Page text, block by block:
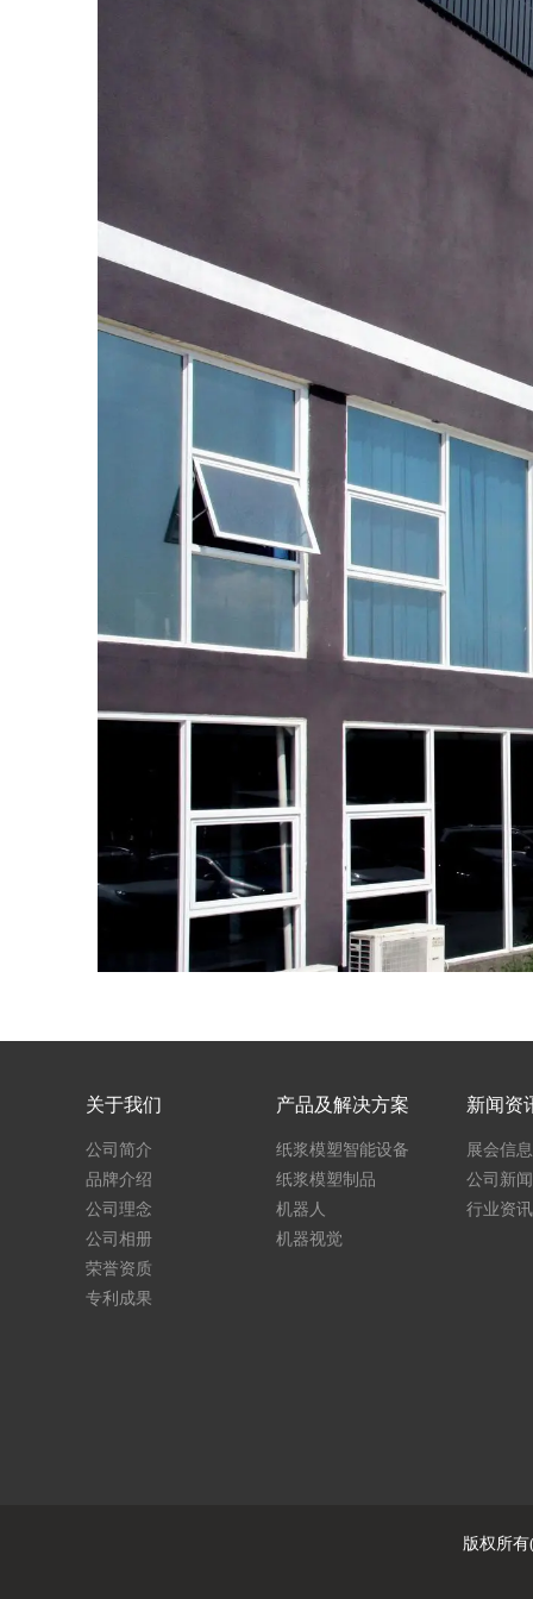
关于我们
公司简介
品牌介绍
公司理念
公司相册
荣誉资质
专利成果
产品及解决方案
纸浆模塑智能设备
纸浆模塑制品
机器人
机器视觉
新闻资
展会信息
公司新闻
行业资讯
版权所